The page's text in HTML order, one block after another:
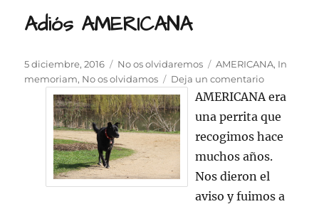
Adiós AMERICANA
Publicado
el
5 diciembre, 2016 Categorías
No os olvidaremos Etiquetas
AMERICANA, In
memoriam, No os olvidamos Deja un comentarioen
Adiós
AMERICANA era
una perrita que
recogimos hace
muchos años.
Nos dieron el
aviso y fuimos a